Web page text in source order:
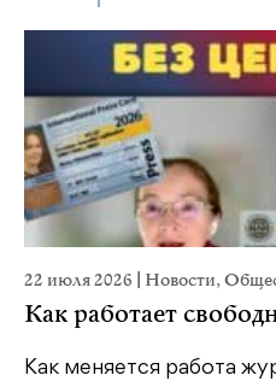
22 июля 2026 Новости,
Как работает
Как меняется работа